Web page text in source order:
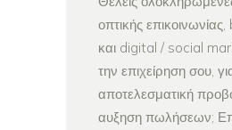
οπτικής
και digital / social
την επιχείρηση σου,
αποτελεσματική
αυξηση πωλήσεων;